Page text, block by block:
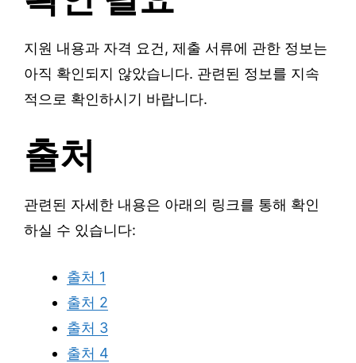
지원 내용과 자격 요건, 제출 서류에 관한 정보는
아직 확인되지 않았습니다. 관련된 정보를 지속
적으로 확인하시기 바랍니다.
출처
관련된 자세한 내용은 아래의 링크를 통해 확인
하실 수 있습니다:
출처 1
출처 2
출처 3
출처 4